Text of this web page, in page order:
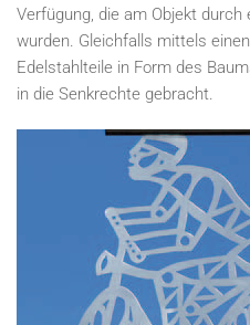
Verfügung, die am Objekt
wurden. Gleichfalls mittels
Edelstahlteile in Form des
in die Senkrechte gebracht.